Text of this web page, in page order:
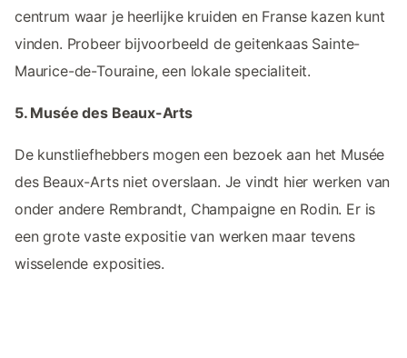
centrum waar je heerlijke kruiden en Franse kazen kunt
vinden. Probeer bijvoorbeeld de geitenkaas Sainte-
Maurice-de-Touraine, een lokale specialiteit.
5. Musée des Beaux-Arts
De kunstliefhebbers mogen een bezoek aan het Musée
des Beaux-Arts niet overslaan. Je vindt hier werken van
onder andere Rembrandt, Champaigne en Rodin. Er is
een grote vaste expositie van werken maar tevens
wisselende exposities.